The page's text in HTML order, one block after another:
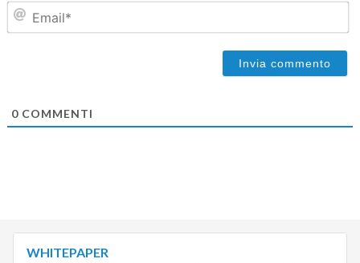
0COMMENTI
WHITEPAPER